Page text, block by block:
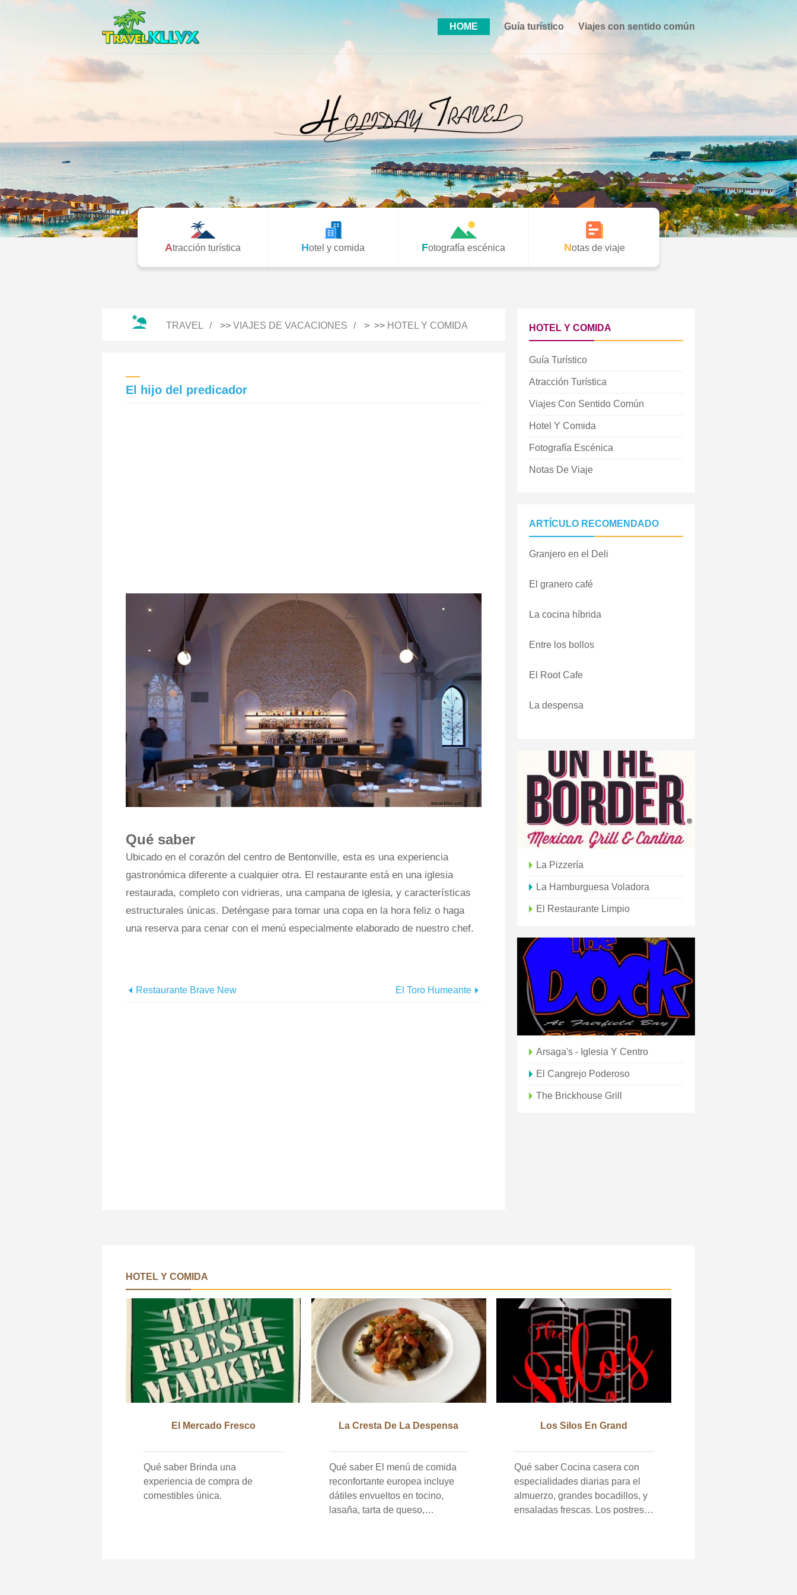
HOME Guía turístico Viajes con sentido común
Atracción turística Hotel y comida Fotografía escénica Notas de viaje
TRAVEL >> VIAJES DE VACACIONES > >> HOTEL Y COMIDA
El hijo del predicador
Qué saber
Ubicado en el corazón del centro de Bentonville, esta es una experiencia
gastronómica diferente a cualquier otra. El restaurante está en una iglesia
restaurada, completo con vidrieras, una campana de iglesia, y características
estructurales únicas. Deténgase para tomar una copa en la hora feliz o haga
una reserva para cenar con el menú especialmente elaborado de nuestro chef.
Restaurante Brave New El Toro Humeante
HOTEL Y COMIDA
Guía Turístico
Atracción Turística
Viajes Con Sentido Común
Hotel Y Comida
Fotografía Escénica
Notas De Viaje
ARTÍCULO RECOMENDADO
Granjero en el Deli
El granero café
La cocina híbrida
Entre los bollos
El Root Cafe
La despensa
La Pizzería
La Hamburguesa Voladora
El Restaurante Limpio
Arsaga's - Iglesia Y Centro
El Cangrejo Poderoso
The Brickhouse Grill
HOTEL Y COMIDA
El Mercado Fresco
Qué saber Brinda una
experiencia de compra de
comestibles única.
La Cresta De La Despensa
Qué saber El menú de comida
reconfortante europea incluye
dátiles envueltos en tocino,
lasaña, tarta de queso,
Los Silos En Grand
Qué saber Cocina casera con
especialidades diarias para el
almuerzo, grandes bocadillos, y
ensaladas frescas. Los postres